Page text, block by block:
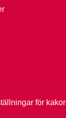
för kakor